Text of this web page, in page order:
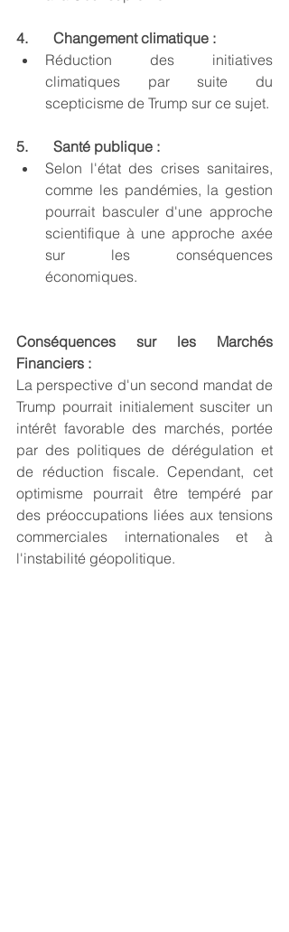
4.       Changement climatique :
Réduction des initiatives
climatiques par suite du
scepticisme de Trump sur ce sujet.
5.       Santé publique :
Selon l'état des crises sanitaires,
comme les pandémies, la gestion
pourrait basculer d'une approche
scientifique à une approche axée
sur les conséquences
économiques.
Conséquences sur les Marchés
Financiers :
La perspective d'un second mandat de
Trump pourrait initialement susciter un
intérêt favorable des marchés, portée
par des politiques de dérégulation et
de réduction fiscale. Cependant, cet
optimisme pourrait être tempéré par
des préoccupations liées aux tensions
commerciales internationales et à
l'instabilité géopolitique.